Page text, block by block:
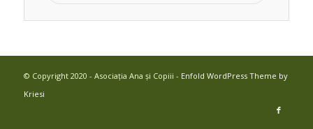
© Copyright 2020 - Asociația Ana și Copiii - Enfold WordPress Theme by
Kriesi